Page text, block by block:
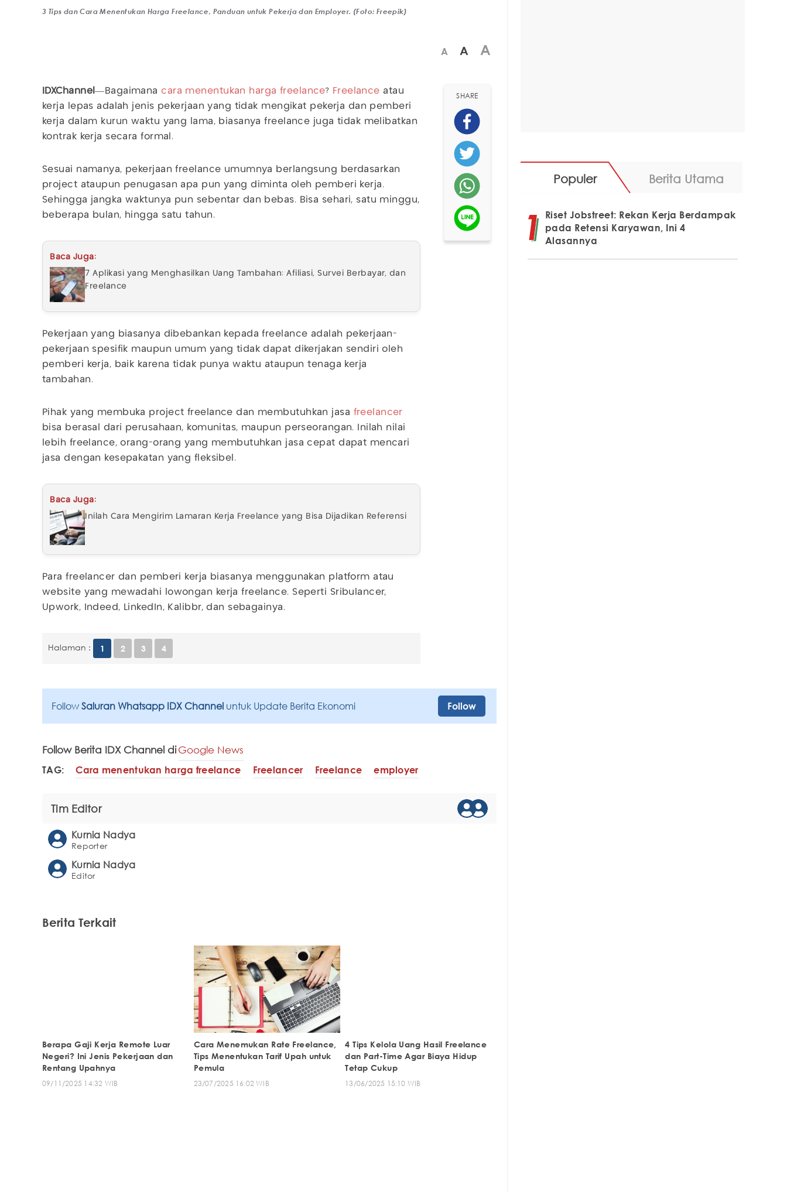
3 Tips dan Cara Menentukan Harga Freelance, Panduan untuk Pekerja dan Employer. (Foto: Freepik)
A A A
IDXChannel—Bagaimanacara menentukan harga freelance? Freelance atau
kerja lepas adalah jenis pekerjaan yang tidak mengikat pekerja dan pemberi
kerja dalam kurun waktu yang lama, biasanya freelance juga tidak melibatkan
kontrak kerja secara formal.
Sesuai namanya, pekerjaan freelance umumnya berlangsung berdasarkan
project ataupun penugasan apa pun yang diminta oleh pemberi kerja.
Sehingga jangka waktunya pun sebentar dan bebas. Bisa sehari, satu minggu,
beberapa bulan, hingga satu tahun.
Baca Juga:
7 Aplikasi yang Menghasilkan Uang Tambahan: Afiliasi, Survei Berbayar, dan
Freelance
Pekerjaan yang biasanya dibebankan kepada freelance adalah pekerjaan-
pekerjaan spesifik maupun umum yang tidak dapat dikerjakan sendiri oleh
pemberi kerja, baik karena tidak punya waktu ataupun tenaga kerja
tambahan.
Pihak yang membuka project freelance dan membutuhkan jasa freelancer
bisa berasal dari perusahaan, komunitas, maupun perseorangan. Inilah nilai
lebih freelance, orang-orang yang membutuhkan jasa cepat dapat mencari
jasa dengan kesepakatan yang fleksibel.
Baca Juga:
Inilah Cara Mengirim Lamaran Kerja Freelance yang Bisa Dijadikan Referensi
Para freelancer dan pemberi kerja biasanya menggunakan platform atau
website yang mewadahi lowongan kerja freelance. Seperti Sribulancer,
Upwork, Indeed, LinkedIn, Kalibbr, dan sebagainya.
Halaman : 1 2 3 4
SHARE
Follow Saluran Whatsapp IDX Channel untuk Update Berita Ekonomi Follow
Follow Berita IDX Channel diGoogle News
TAG: Cara menentukan harga freelance Freelancer Freelance employer
Tim Editor
Kurnia Nadya
Reporter
Kurnia Nadya
Editor
Berita Terkait
Berapa Gaji Kerja Remote Luar
Negeri? Ini Jenis Pekerjaan dan
Rentang Upahnya
09/11/2025 14:32 WIB
Cara Menemukan Rate Freelance,
Tips Menentukan Tarif Upah untuk
Pemula
23/07/2025 16:02 WIB
4 Tips Kelola Uang Hasil Freelance
dan Part-Time Agar Biaya Hidup
Tetap Cukup
13/06/2025 15:10 WIB
Populer Berita Utama
Riset Jobstreet: Rekan Kerja Berdampak
pada Retensi Karyawan, Ini 4
Alasannya